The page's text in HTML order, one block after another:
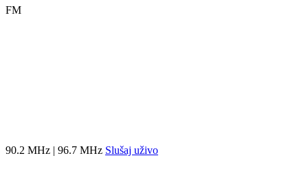
FM
90.2 MHz | 96.7 MHz Slušaj uživo